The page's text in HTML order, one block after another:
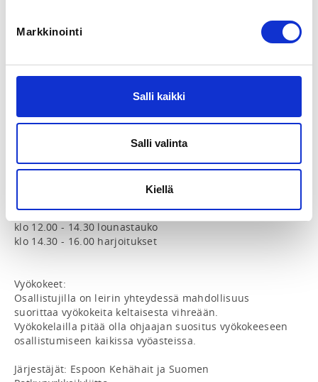
Markkinointi
Salli kaikki
Salli valinta
Kiellä
nyrkkeilyhanskat, säärisuojat, hammassuojat ja
klo 10.30 - 10.50 rekisteröityminen
klo 11.00 - 12.30 harjoitukset
klo 12.30 - 15.00 lounastauko
klo 16.45 - vyökokeet
klo 10.30 - 12.00 harjoitukset
klo 12.00 - 14.30 lounastauko
klo 14.30 - 16.00 harjoitukset
Vyökokeet:
Osallistujilla on leirin yhteydessä mahdollisuus
suorittaa vyökokeita keltaisesta vihreään.
Vyökokelailla pitää olla ohjaajan suositus vyökokeeseen
osallistumiseen kaikissa vyöasteissa.
Järjestäjät: Espoon Kehähait ja Suomen